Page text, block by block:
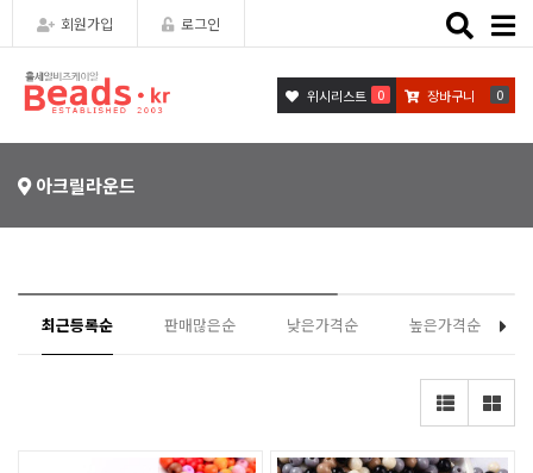
회원가입 로그인
Toggle
위시리스트 0 장바구니 0
아크릴라운드
최근등록순 판매많은순 낮은가격순 높은가격순